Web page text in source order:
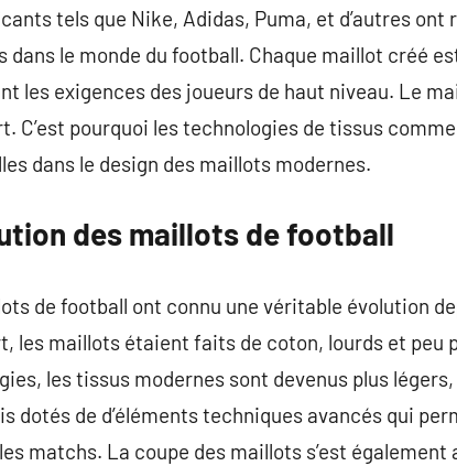
tels que Nike, Adidas, Puma, et d’autres
dans le monde du football. Chaque maillot créé
les exigences des joueurs de haut niveau. Le
C’est pourquoi les technologies de tissus
dans le design des maillots modernes.
des maillots de football
de football ont connu une véritable évolution
les maillots étaient faits de coton, lourds et peu
les tissus modernes sont devenus plus
dotés de d’éléments techniques avancés qui
matchs. La coupe des maillots s’est